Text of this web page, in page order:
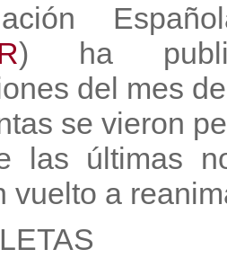
) ha
del mes
se vieron
las últimas
vuelto a